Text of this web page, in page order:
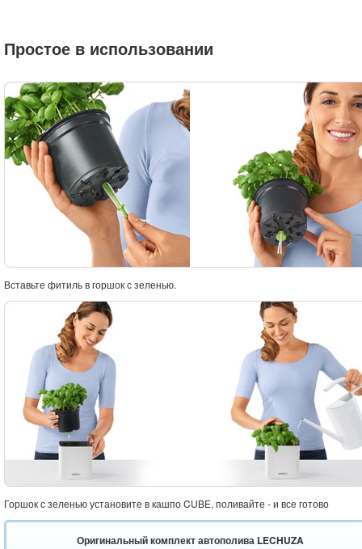
Простое в использовании
Вставьте фитиль в горшок с зеленью.
Горшок с зеленью установите в кашпо CUBE, поливайте - и все готово
Оригинальный комплект автополива LECHUZA